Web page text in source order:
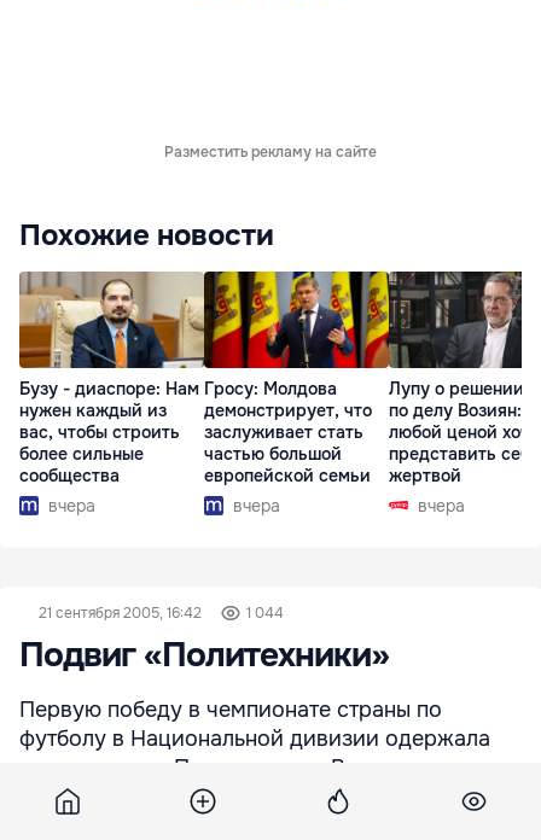
Разместить рекламу на сайте
Похожие новости
Бузу - диаспоре: Нам
нужен каждый из
вас, чтобы строить
более сильные
сообщества
вчера
Гросу: Молдова
демонстрирует, что
заслуживает стать
частью большой
европейской семьи
вчера
Лупу о решении
по делу Возиян:
любой ценой
представить себя
жертвой
вчера
21 сентября 2005, 16:42 1 044
Подвиг «Политехники»
Первую победу в чемпионате страны по
футболу в Национальной дивизии одержала
кишиневская «Политехника». В матче,
состоявшемся на стадионе «Динамо», она